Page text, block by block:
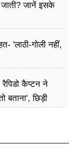
जाती? जानें इसके
'लाठी-गोली नहीं,
कैप्टन ने
बताना', छिड़ी